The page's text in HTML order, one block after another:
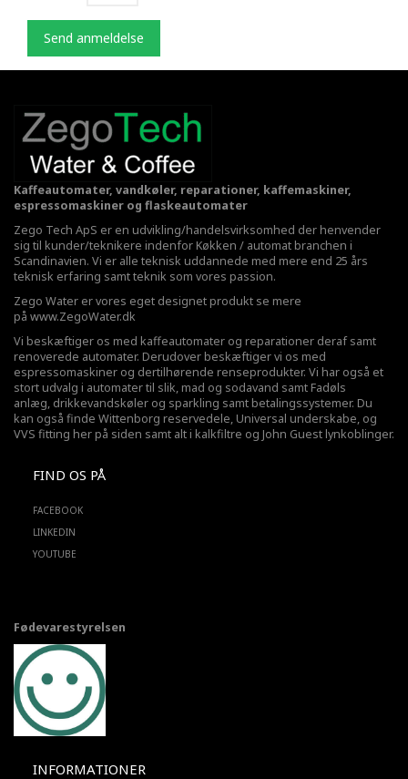
Send anmeldelse
Kaffeautomater, vandkøler, reparationer, kaffemaskiner,
espressomaskiner og flaskeautomater
Zego Tech ApS er en udvikling/handelsvirksomhed der henvender
sig til kunder/teknikere indenfor Køkken / automat branchen i
Scandinavien. Vi er alle teknisk uddannede med mere end 25 års
teknisk erfaring samt teknik som vores passion.
Zego Water er vores eget designet produkt se mere
på www.ZegoWater.dk
Vi beskæftiger os med kaffeautomater og reparationer deraf samt
renoverede automater. Derudover beskæftiger vi os med
espressomaskiner og dertilhørende renseprodukter. Vi har også et
stort udvalg i automater til slik, mad og sodavand samt Fadøls
anlæg, drikkevandskøler og sparkling samt betalingssystemer. Du
kan også finde Wittenborg reservedele, Universal underskabe, og
VVS fitting her på siden samt alt i kalkfiltre og John Guest lynkoblinger.
FIND OS PÅ
FACEBOOK
LINKEDIN
YOUTUBE
Fødevarestyrelsen
INFORMATIONER